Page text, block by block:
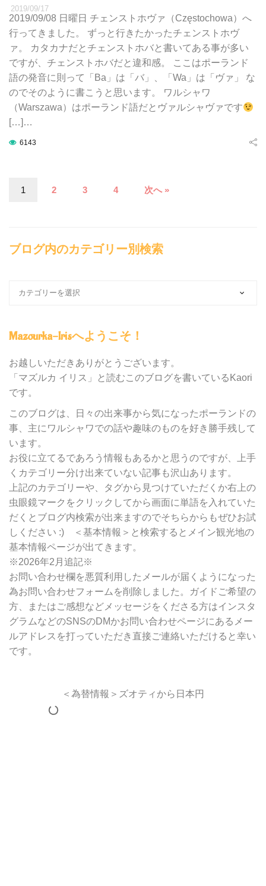
2019/09/17
2019/09/08 日曜日 チェンストホヴァ（Częstochowa）へ
行ってきました。 ずっと行きたかったチェンストホヴ
ァ。 カタカナだとチェンストホバと書いてある事が多い
ですが、チェンストホバだと違和感。 ここはポーランド
語の発音に則って「Ba」は「バ」、「Wa」は「ヴァ」 な
のでそのように書こうと思います。 ワルシャワ
（Warszawa）はポーランド語だとヴァルシャヴァです
[…]…
6143
1 2 3 4 次へ »
ブログ内のカテゴリー別検索
の
テ
ゴ
ー
別
検
索
Mazourka-Irisへようこそ！
お越しいただきありがとうございます。
「マズルカ イリス」と読むこのブログを書いているKaori
です。
このブログは、日々の出来事から気になったポーランドの
事、主にワルシャワでの話や趣味のものを好き勝手残して
います。
お役に立てるであろう情報もあるかと思うのですが、上手
くカテゴリー分け出来ていない記事も沢山あります。
上記のカテゴリーや、タグから見つけていただくか右上の
虫眼鏡マークをクリックしてから画面に単語を入れていた
だくとブログ内検索が出来ますのでそちらからもぜひお試
しください :) ＜基本情報＞と検索するとメイン観光地の
基本情報ページが出てきます。
※2026年2月追記※
お問い合わせ欄を悪質利用したメールが届くようになった
為お問い合わせフォームを削除しました。ガイドご希望の
方、またはご感想などメッセージをくださる方はインスタ
グラムなどのSNSのDMかお問い合わせページにあるメー
ルアドレスを打っていただき直接ご連絡いただけると幸い
です。
＜為替情報＞ズオティから日本円